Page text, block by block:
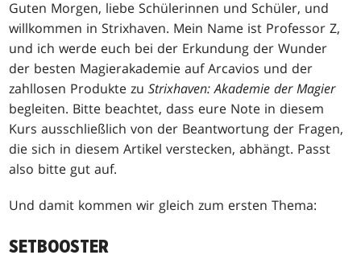
Guten Morgen, liebe Schülerinnen und Schüler, und
willkommen in Strixhaven. Mein Name ist Professor Z,
und ich werde euch bei der Erkundung der Wunder
der besten Magierakademie auf Arcavios und der
zahllosen Produkte zuStrixhaven: Akademie der Magier
begleiten. Bitte beachtet, dass eure Note in diesem
Kurs ausschließlich von der Beantwortung der Fragen,
die sich in diesem Artikel verstecken, abhängt. Passt
also bitte gut auf.
Und damit kommen wir gleich zum ersten Thema:
SETBOOSTER